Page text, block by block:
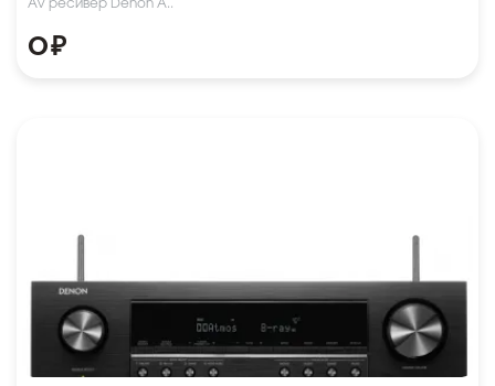
AV ресивер Denon A..
0₽